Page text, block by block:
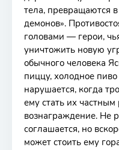
тела, превращаются
демонов».
головами — герои,
уничтожить новую
обычного человека
пиццу, холодное
нарушается, когда
ему стать их
вознаграждение. Не
соглашается, но
может стоить ему